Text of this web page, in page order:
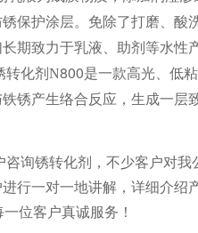
保护涂层。免除了打磨、酸
期致力于乳液、助剂等水性
转化剂 N800是一款高光、低
锈产生络合反应，生成一
询锈转化剂，不少客户对
行一对一地讲解，详细介绍
位客户真诚服务！